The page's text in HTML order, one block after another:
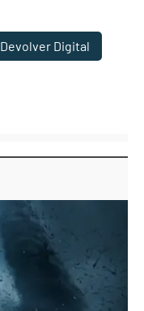
Devolver Digital